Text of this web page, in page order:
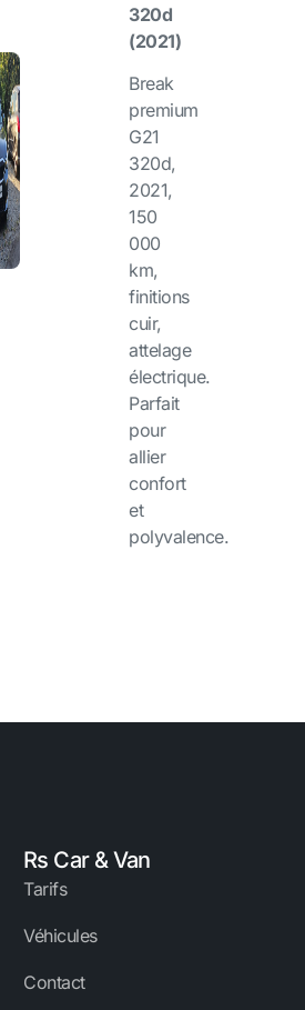
320d
(2021)
Break
premium
G21
320d,
2021,
150
000
km,
finitions
cuir,
attelage
électrique.
Parfait
pour
allier
confort
et
polyvalence.
Rs Car & Van
Tarifs
Véhicules
Contact